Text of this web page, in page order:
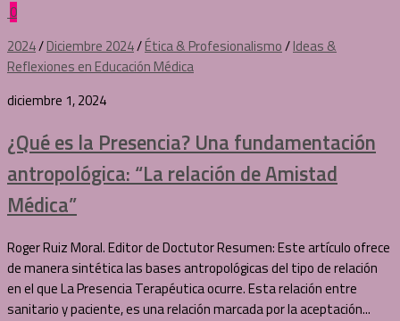
0
2024/Diciembre 2024/Ética & Profesionalismo/Ideas &
Reflexiones en Educación Médica
diciembre 1, 2024
¿Qué es la Presencia? Una fundamentación
antropológica: “La relación de Amistad
Médica”
Roger Ruiz Moral. Editor de Doctutor Resumen: Este artículo ofrece
de manera sintética las bases antropológicas del tipo de relación
en el que La Presencia Terapéutica ocurre. Esta relación entre
sanitario y paciente, es una relación marcada por la aceptación...